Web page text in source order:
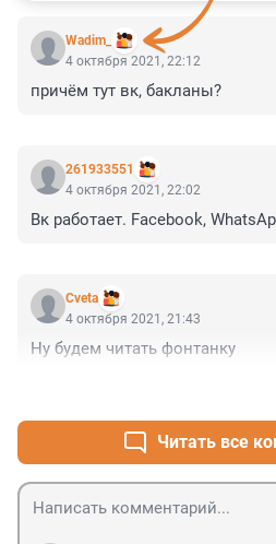
Wadim_
4 октября 2021, 22:12
причём тут вк, бакланы?
261933551
4 октября 2021, 22:02
Вк работает. Facebook,
Cveta
4 октября 2021, 21:43
Ну будем читать фонтанку
Читать все